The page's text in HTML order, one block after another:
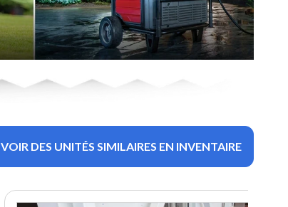
VOIR DES UNITÉS SIMILAIRES EN INVENTAIRE